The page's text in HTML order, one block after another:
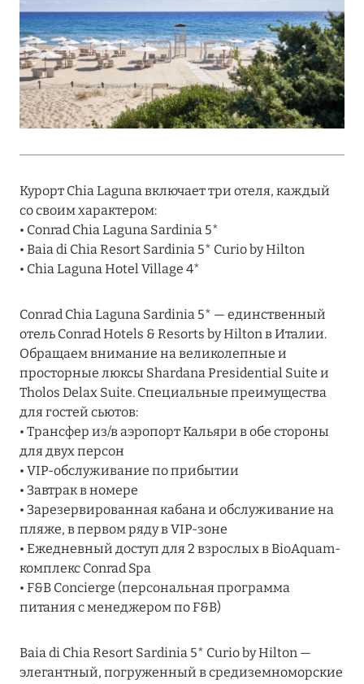
Подробнее
27 апреля 2026
ПОЛНАЯ ПЕРЕЗАГРУЗКА: JUMEIRAH BALI,
ПРЯМОЙ ПЕРЕЛЁТ
20 марта 2026
MARCH GRAND ESCAPE: ПРЕДЛОЖЕНИЕ ОТ Á
LA CARTE PREMIUM ПО ОТЕЛЮ WALDORF
Подробнее
12 ноября 2025
MANDARIN ORIENTAL JUMEIRA — SUITE
NOVEMBER
Подробнее
13 мая 2025
ЗАБРОНИРУЙТЕ FOUR SEASONS RESORT
DUBAI AT JUMEIRAH BEACH ПО ЛУЧШИМ
ЦЕНАМ
Подробнее
Курорт Chia Laguna включает три отеля, каждый
со своим характером:
• Conrad Chia Laguna Sardinia 5*
• Baia di Chia Resort Sardinia 5* Curio by Hilton
• Chia Laguna Hotel Village 4*
Conrad Chia Laguna Sardinia 5* — единственный
отель Conrad Hotels & Resorts by Hilton в Италии.
Обращаем внимание на великолепные и
просторные люксы Shardana Presidential Suite и
Tholos Delax Suite. Специальные преимущества
для гостей сьютов:
• Трансфер из/в аэропорт Кальяри в обе стороны
для двух персон
• VIP-обслуживание по прибытии
• Завтрак в номере
• Зарезервированная кабана и обслуживание на
пляже, в первом ряду в VIP-зоне
• Ежедневный доступ для 2 взрослых в BioAquam-
комплекс Conrad Spa
• F&B Concierge (персональная программа
питания с менеджером по F&B)
Baia di Chia Resort Sardinia 5* Curio by Hilton —
элегантный, погруженный в средиземноморские